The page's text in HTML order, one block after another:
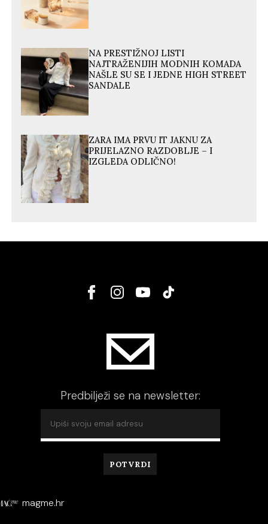
NA PRESTIŽNOJ LISTI
NAJTRAŽENIJIH MODNIH KOMADA
NAŠLE SU SE I JEDNE HIGH STREET
SANDALE
ZARA IMA PRVU IT JAKNU ZA
PRIJELAZNO RAZDOBLJE – I
IZGLEDA ODLIČNO!
Predbilježi se na newsletter:
magme.hr